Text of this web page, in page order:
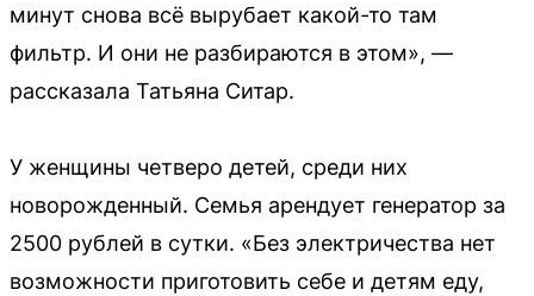
минут снова всё вырубает какой-то там
фильтр. И они не разбираются в этом», —
рассказала Татьяна Ситар.
У женщины четверо детей, среди них
новорожденный. Семья арендует генератор за
2500 рублей в сутки. «Без электричества нет
возможности приготовить себе и детям еду,